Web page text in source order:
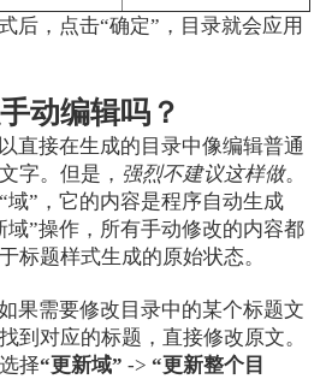
后，点击“确定”，目录就会应用
动编辑吗？
直接在生成的目录中像编辑普通
字。但是， 强烈不建议这样做。
域”，它的内容是程序自动生成
域”操作，所有手动修改的内容都
标题样式生成的原始状态。
果需要修改目录中的某个标题文
到对应的标题，直接修改原文。
择“更新域” -> “更新整个目